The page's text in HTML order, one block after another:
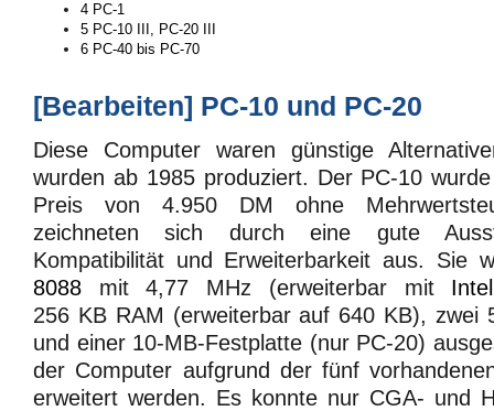
4 PC-1
5 PC-10 III, PC-20 III
6 PC-40 bis PC-70
[Bearbeiten] PC-10 und PC-20
Diese Computer waren günstige
wurden ab 1985 produziert. Der PC-10
Preis von 4.950 DM ohne
zeichneten sich durch eine gute
Kompatibilität und Erweiterbarkeit aus. Sie
8088 mit 4,77 MHz (erweiterbar mit
256 KB RAM (erweiterbar auf 640 KB), zwei
und einer 10-MB-Festplatte (nur PC-20)
der Computer aufgrund der fünf
erweitert werden. Es konnte nur CGA- und